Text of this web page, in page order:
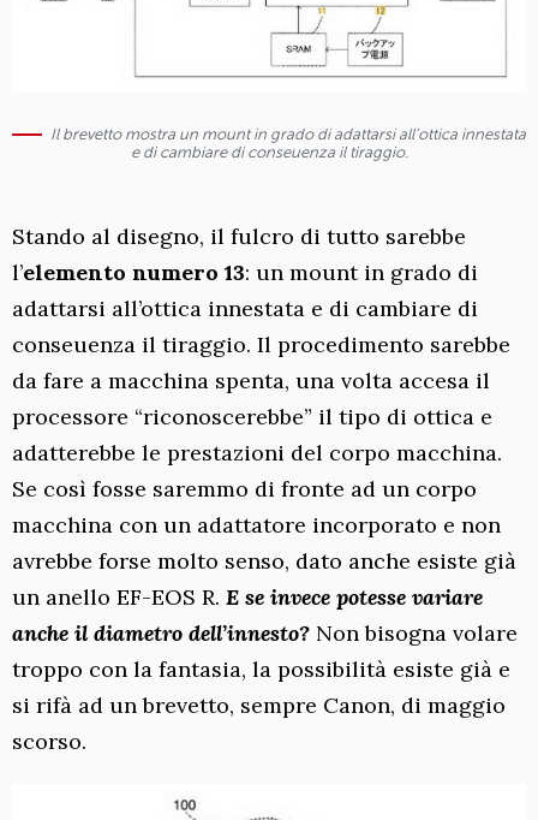
Il brevetto mostra un mount in grado di adattarsi all’ottica innestata
e di cambiare di conseuenza il tiraggio.
Stando al disegno, il fulcro di tutto sarebbe
l’elemento numero 13: un mount in grado di
adattarsi all’ottica innestata e di cambiare di
conseuenza il tiraggio. Il procedimento sarebbe
da fare a macchina spenta, una volta accesa il
processore “riconoscerebbe” il tipo di ottica e
adatterebbe le prestazioni del corpo macchina.
Se così fosse saremmo di fronte ad un corpo
macchina con un adattatore incorporato e non
avrebbe forse molto senso, dato anche esiste già
un anello EF-EOS R. E se invece potesse variare
anche il diametro dell’innesto? Non bisogna volare
troppo con la fantasia, la possibilità esiste già e
si rifà ad un brevetto, sempre Canon, di maggio
scorso.